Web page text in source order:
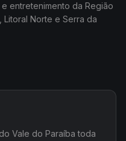
entretenimento da Região
Norte e Serra da
Vale do Paraíba toda